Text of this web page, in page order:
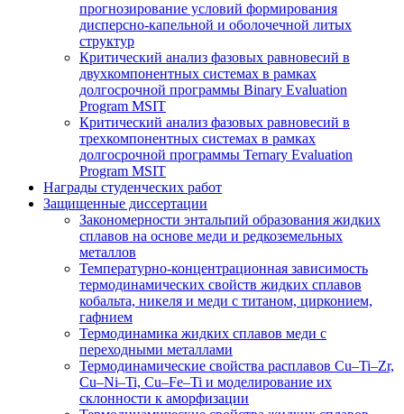
прогнозирование условий формирования
дисперсно-капельной и оболочечной литых
структур
Критический анализ фазовых равновесий в
двухкомпонентных системах в рамках
долгосрочной программы Binary Evaluation
Program MSIT
Критический анализ фазовых равновесий в
трехкомпонентных системах в рамках
долгосрочной программы Ternary Evaluation
Program MSIT
Награды студенческих работ
Защищенные диссертации
Закономерности энтальпий образования жидких
сплавов на основе меди и редкоземельных
металлов
Температурно-концентрационная зависимость
термодинамических свойств жидких сплавов
кобальта, никеля и меди с титаном, цирконием,
гафнием
Термодинамика жидких сплавов меди с
переходными металлами
Термодинамические свойства расплавов Cu–Ti–Zr,
Cu–Ni–Ti, Cu–Fe–Ti и моделирование их
склонности к аморфизации